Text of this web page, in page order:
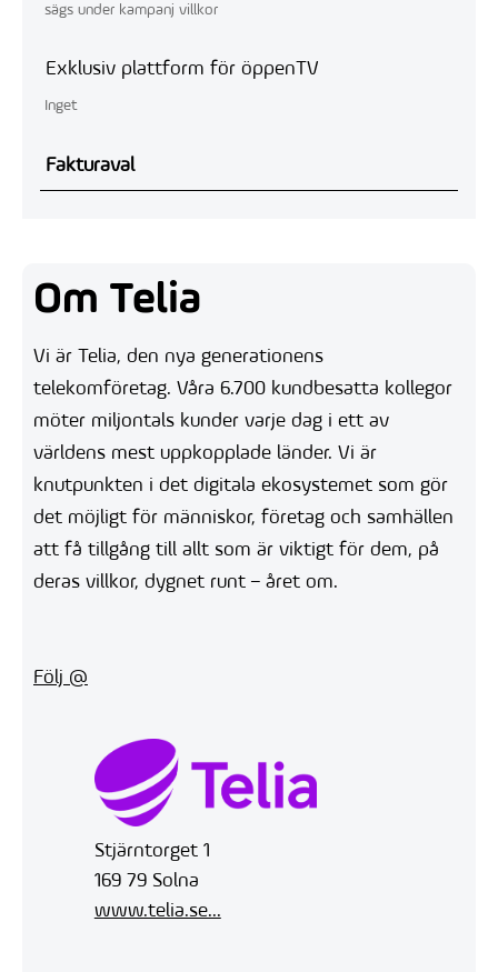
sägs under kampanj villkor
Exklusiv plattform för öppenTV
Inget
Fakturaval
Om Telia
Vi är Telia, den nya generationens
telekomföretag. Våra 6.700 kundbesatta kollegor
möter miljontals kunder varje dag i ett av
världens mest uppkopplade länder. Vi är
knutpunkten i det digitala ekosystemet som gör
det möjligt för människor, företag och samhällen
att få tillgång till allt som är viktigt för dem, på
deras villkor, dygnet runt – året om.
Följ @
Stjärntorget 1
169 79 Solna
www.telia.se...